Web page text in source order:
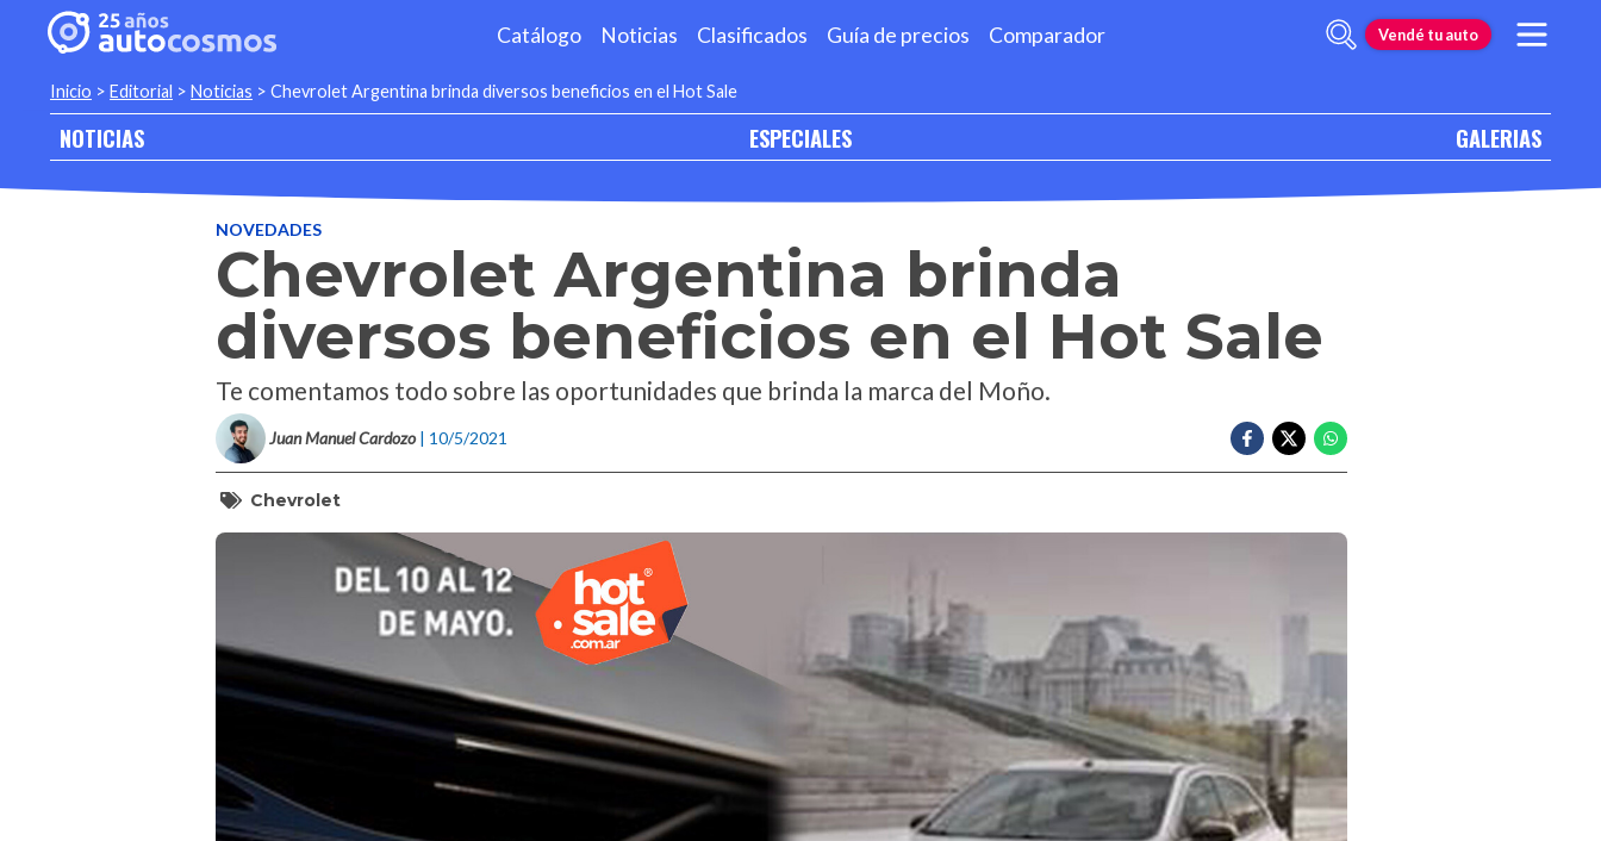
Catálogo Noticias Clasificados Guía de precios Comparador Vendé tu auto
Inicio > Editorial > Noticias > Chevrolet Argentina brinda diversos beneficios en el Hot Sale
NOTICIAS ESPECIALES GALERIAS
NOVEDADES
Chevrolet Argentina brinda
diversos beneficios en el Hot Sale
Te comentamos todo sobre las oportunidades que brinda la marca del Moño.
Juan Manuel Cardozo | 10/5/2021
Chevrolet